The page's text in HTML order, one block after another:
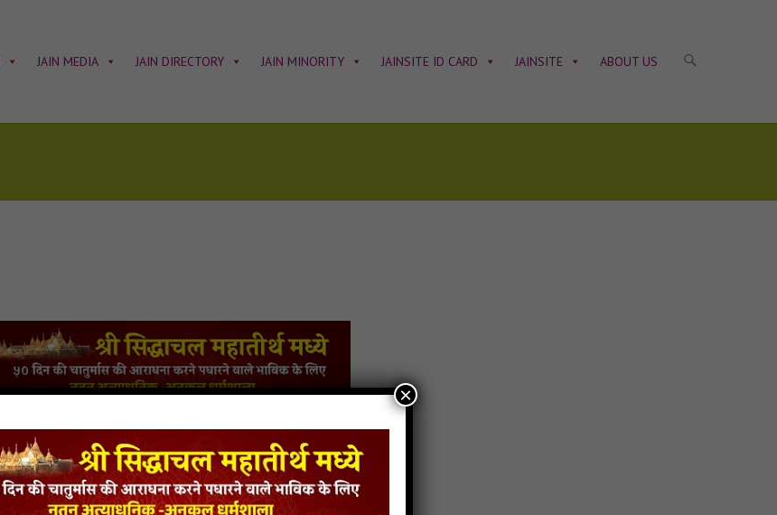
JAIN MEDIA JAIN DIRECTORY JAIN MINORITY JAINSITE ID CARD JAINSITE ABOUT US
×